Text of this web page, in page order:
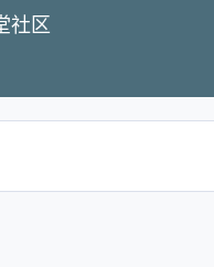
社区